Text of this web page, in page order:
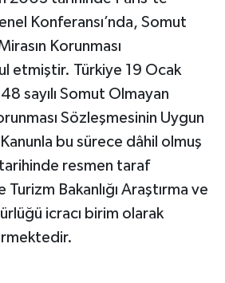
Konferansı’nda, Somut
Korunması
etmiştir. Türkiye 19 Ocak
sayılı Somut Olmayan
Sözleşmesinin Uygun
bu sürece dâhil olmuş
resmen taraf
Bakanlığı Araştırma ve
icracı birim olarak